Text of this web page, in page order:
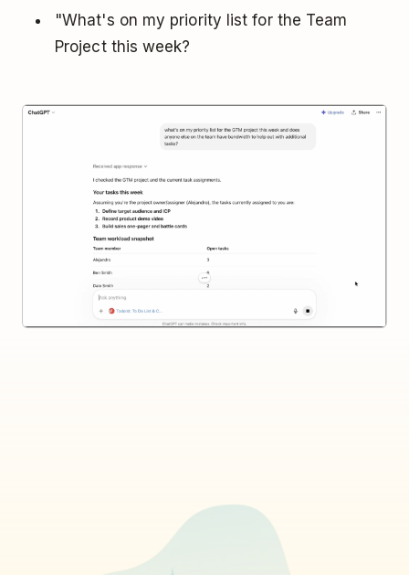
"What's on my priority list for the Team
Project this week?